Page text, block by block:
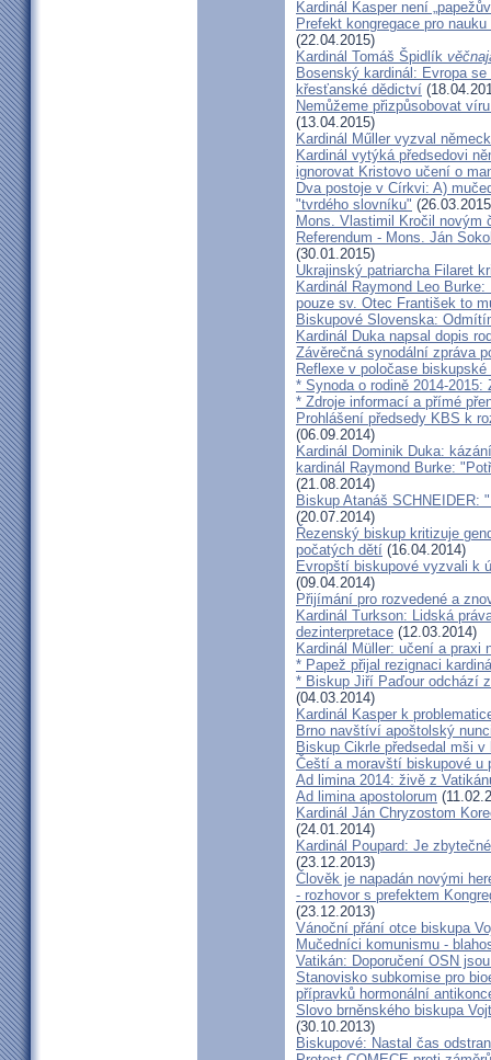
Kardinál Kasper není
Prefekt kongregace pro
(22.04.2015)
Kardinál Tomáš Špidlík
Bosenský kardinál: Evropa
křesťanské dědictví
Nemůžeme přizpůsobovat
(13.04.2015)
Kardinál Műller vyzval
Kardinál vytýká předsedovi
ignorovat Kristovo učení o
Dva postoje v Církvi: A)
"tvrdého slovníku"
Mons. Vlastimil Kročil novým
Referendum - Mons. Ján
(30.01.2015)
Ukrajinský patriarcha Filaret
Kardinál Raymond Leo
pouze sv. Otec František to
Biskupové Slovenska:
Kardinál Duka napsal dopis
Závěrečná synodální zpráva
Reflexe v poločase
* Synoda o rodině 2014-2015:
* Zdroje informací a přímé
Prohlášení předsedy KBS k
(06.09.2014)
Kardinál Dominik Duka:
kardinál Raymond Burke:
(21.08.2014)
Biskup Atanáš
(20.07.2014)
Řezenský biskup kritizuje
počatých dětí (16.04.2014)
Evropští biskupové vyzvali k
(09.04.2014)
Přijímání pro rozvedené a
Kardinál Turkson: Lidská
dezinterpretace (12.03.2014)
Kardinál Müller: učení a praxi
* Papež přijal rezignaci
* Biskup Jiří Paďour odchází
(04.03.2014)
Kardinál Kasper k
Brno navštíví apoštolský
Biskup Cikrle předsedal mši
Čeští a moravští biskupové u
Ad limina 2014: živě z
Ad limina apostolorum
Kardinál Ján Chryzostom
(24.01.2014)
Kardinál Poupard: Je
(23.12.2013)
Člověk je napadán novými
- rozhovor s prefektem
(23.12.2013)
Vánoční přání otce biskupa
Mučedníci komunismu -
Vatikán: Doporučení OSN
Stanovisko subkomise pro
přípravků hormonální
Slovo brněnského biskupa
(30.10.2013)
Biskupové: Nastal čas